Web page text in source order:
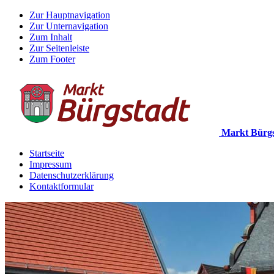
Zur Hauptnavigation
Zur Unternavigation
Zum Inhalt
Zur Seitenleiste
Zum Footer
Markt
Startseite
Impressum
Datenschutzerklärung
Kontaktformular